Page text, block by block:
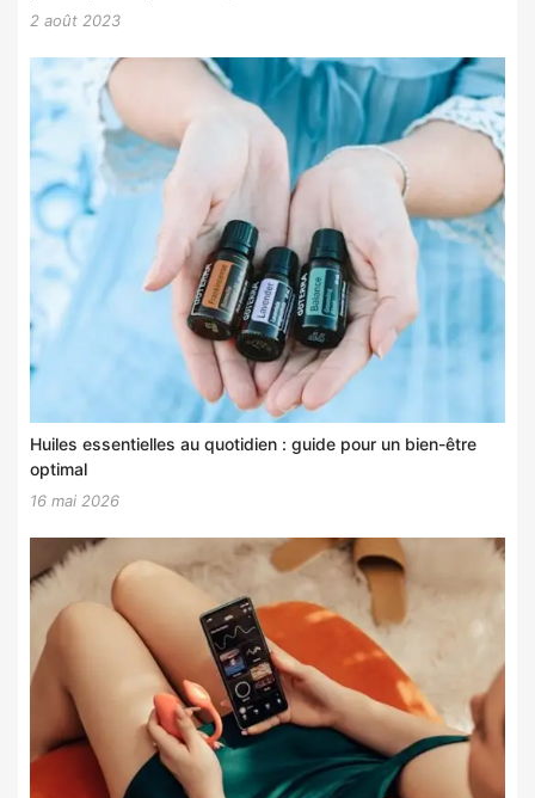
2 août 2023
Huiles essentielles au quotidien : guide pour un bien-être
optimal
16 mai 2026